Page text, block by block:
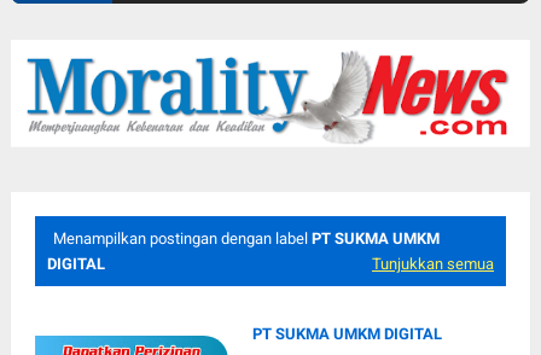
Menampilkan postingan dengan label PT SUKMA UMKM
DIGITAL
Tunjukkan semua
PT SUKMA UMKM DIGITAL